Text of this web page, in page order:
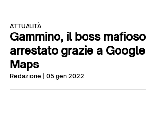
ATTUALITÀ
Gammino, il boss mafioso
arrestato grazie a Google
Maps
Redazione | 05 gen 2022